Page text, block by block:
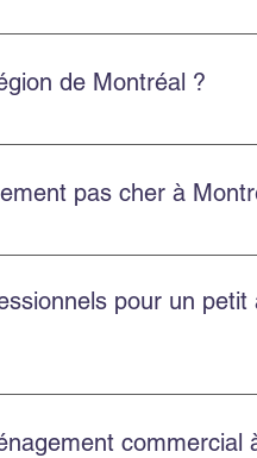
ponctuelle,
de Montréal ?
l’emballage professionnel,
pas cher à
avec un bon rapport
pour un
que pour les grands
commercial